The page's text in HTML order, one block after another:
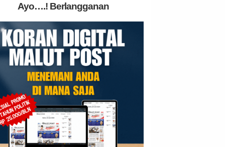
Ayo….! Berlangganan